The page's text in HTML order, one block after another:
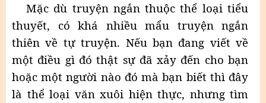
Mặc dù truyện ngắn thuộc thể loại tiểu
thuyết, có khá nhiều mẩu truyện ngắn
thiên về tự truyện. Nếu bạn đang viết về
một điều gì đó thật sự đã xảy đến cho bạn
hoặc một người nào đó mà bạn biết thì đây
là thể loại văn xuôi hiện thực, nhưng tìm